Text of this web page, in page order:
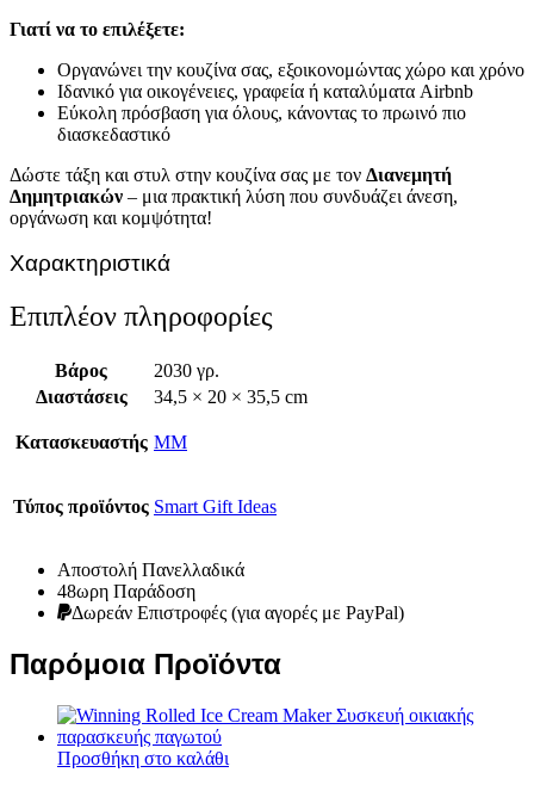
Γιατί να το επιλέξετε:
Οργανώνει την κουζίνα σας, εξοικονομώντας χώρο και χρόνο
Ιδανικό για οικογένειες, γραφεία ή καταλύματα Airbnb
Εύκολη πρόσβαση για όλους, κάνοντας το πρωινό πιο
διασκεδαστικό
Δώστε τάξη και στυλ στην κουζίνα σας με τον Διανεμητή
Δημητριακών – μια πρακτική λύση που συνδυάζει άνεση,
οργάνωση και κομψότητα!
Χαρακτηριστικά
Επιπλέον πληροφορίες
Βάρος
2030 γρ.
Διαστάσεις
34,5 × 20 × 35,5 cm
Κατασκευαστής MM
Τύπος προϊόντος Smart Gift Ideas
Αποστολή Πανελλαδικά
48ωρη Παράδοση
Δωρεάν Eπιστροφές (για αγορές με PayPal)
Παρόμοια Προϊόντα
Προσθήκη στο καλάθι